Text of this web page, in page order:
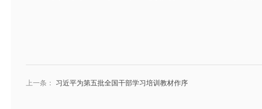
上一条： 习近平为第五批全国干部学习培训教材作序